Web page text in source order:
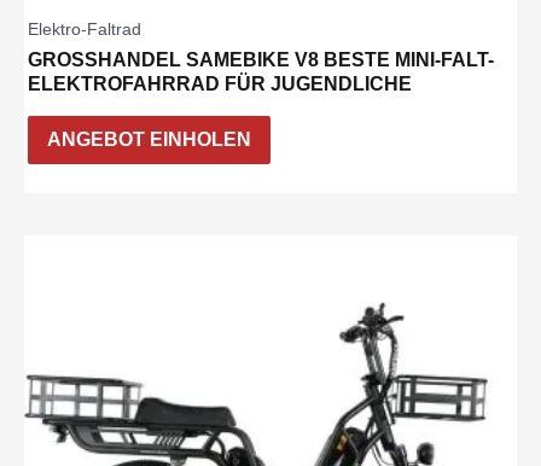
Elektro-Faltrad
GROSSHANDEL SAMEBIKE V8 BESTE MINI-FALT-E
LEKTROFAHRRAD FÜR JUGENDLICHE
ANGEBOT EINHOLEN